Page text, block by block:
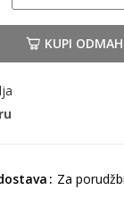
KUPI ODMAH
Za